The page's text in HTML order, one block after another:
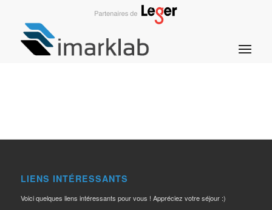
LIENS INTÉRESSANTS
Voici quelques liens intéressants pour vous ! Appréciez votre séjour :)